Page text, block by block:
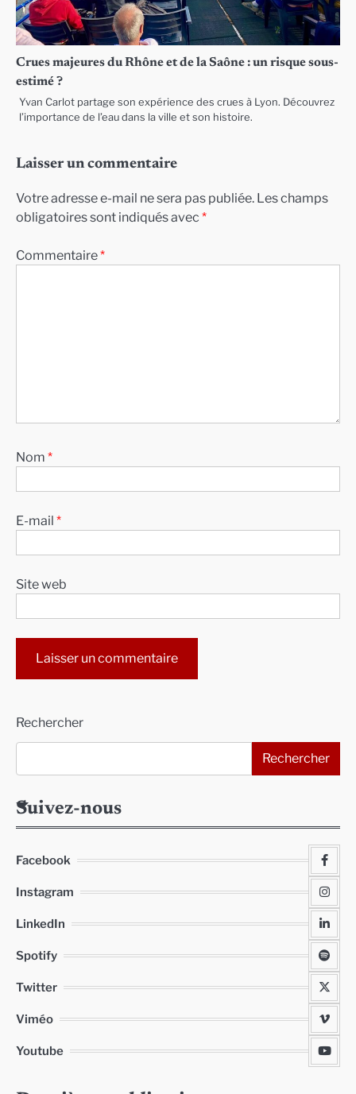
Crues majeures du Rhône et de la Saône : un risque sous-
estimé ?
Yvan Carlot partage son expérience des crues à Lyon. Découvrez
l’importance de l’eau dans la ville et son histoire.
Laisser un commentaire
Votre adresse e-mail ne sera pas publiée. Les champs
obligatoires sont indiqués avec *
Commentaire*
Nom *
E-mail *
Site web
Rechercher
Rechercher
Suivez-nous
Facebook
Instagram
LinkedIn
Spotify
Twitter
Viméo
Youtube